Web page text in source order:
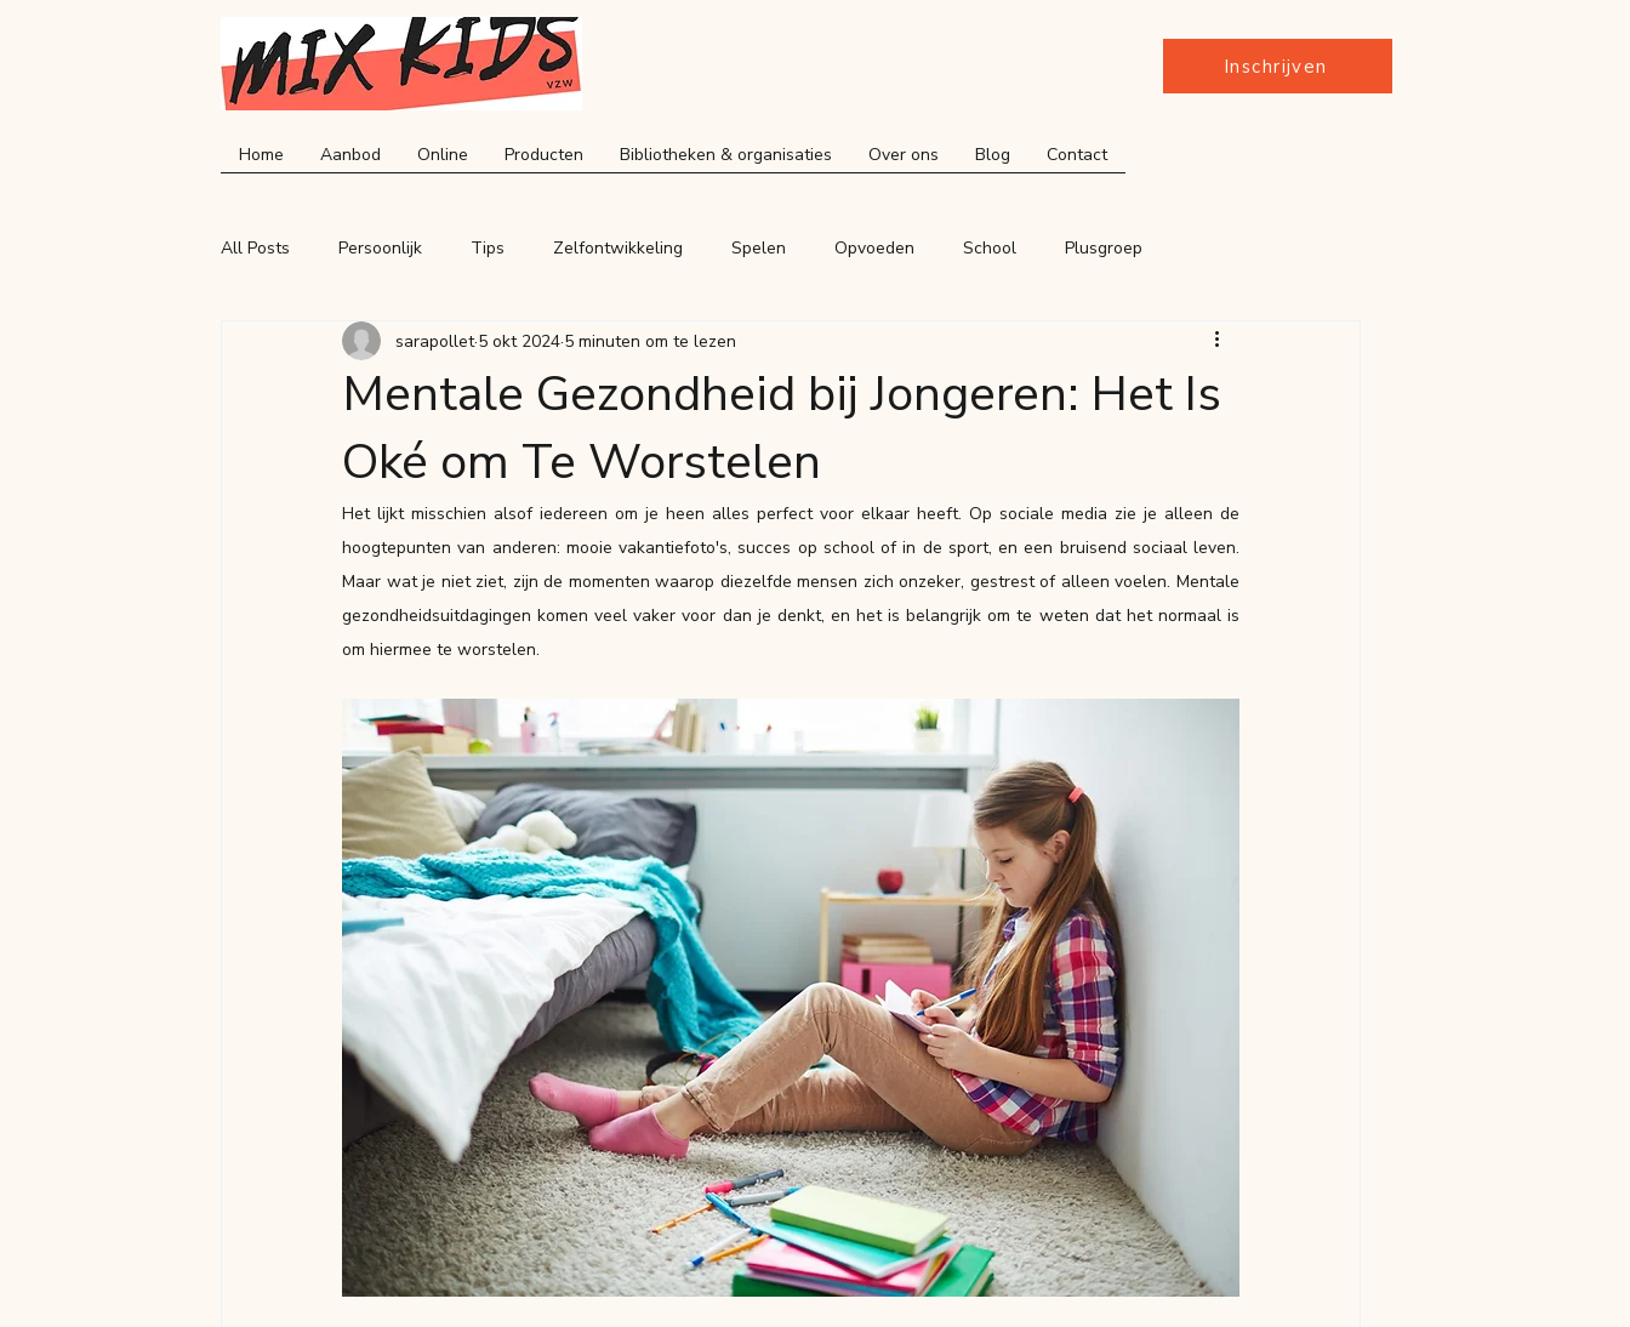
Inschrijven
Home Aanbod Online Producten Bibliotheken & organisaties Over ons Blog Contact
All Posts Persoonlijk Tips Zelfontwikkeling Spelen Opvoeden School Plusgroep
Mentale Gezondheid bij Jongeren: Het Is
Oké om Te Worstelen
sarapollet 5 okt 2024 5 minuten om te lezen
Het lijkt misschien alsof iedereen om je heen alles perfect voor elkaar heeft. Op sociale media zie je alleen de
hoogtepunten van anderen: mooie vakantiefoto's, succes op school of in de sport, en een bruisend sociaal leven.
Maar wat je niet ziet, zijn de momenten waarop diezelfde mensen zich onzeker, gestrest of alleen voelen. Mentale
gezondheidsuitdagingen komen veel vaker voor dan je denkt, en het is belangrijk om te weten dat het normaal is
om hiermee te worstelen.